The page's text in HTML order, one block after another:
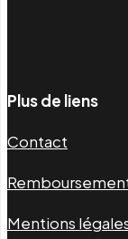
Plus de liens
Contact
Mentions